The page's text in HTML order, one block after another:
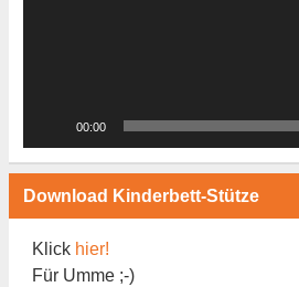
00:00
Download Kinderbett-Stütze
Klick hier!
Für Umme ;-)